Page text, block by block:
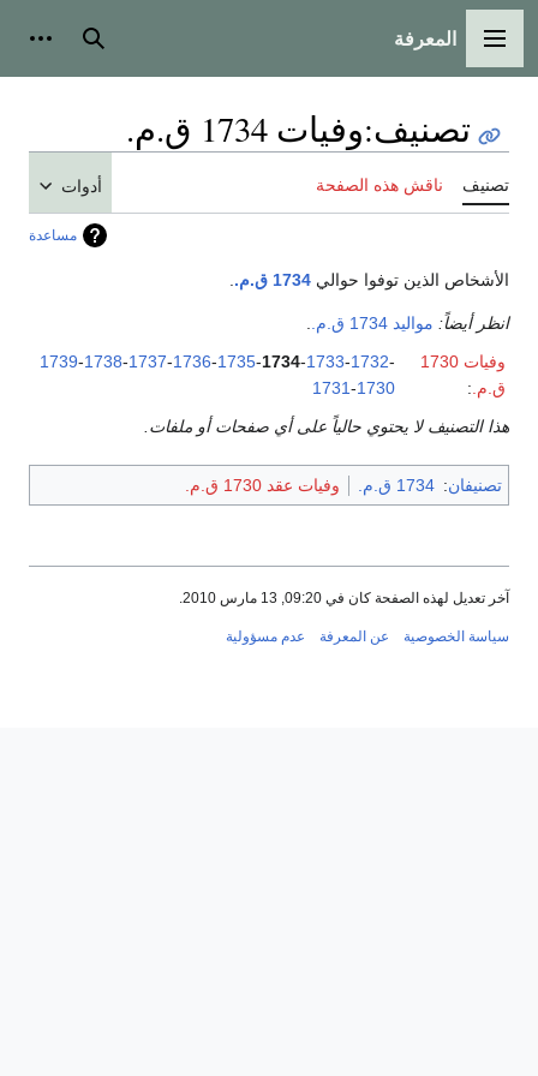
القائمة الرئيسية
المعرفة بحث
تصنيف:وفيات 1734 ق.م.
تصنيف ناقش هذه الصفحة أدوات
مساعدة
الأشخاص الذين توفوا حوالي 1734 ق.م.
انظر أيضاً: مواليد 1734 ق.م.
وفيات 1730
ق.م. :
1739-1738-1737-1736-1735-1734-1733-1732-
1731-1730
هذا التصنيف لا يحتوي حالياً على أي صفحات أو ملفات.
تصنيفان: 1734 ق.م. وفيات عقد 1730 ق.م.
آخر تعديل لهذه الصفحة كان في 09:20, 13 مارس 2010.
سياسة الخصوصية عن المعرفة عدم مسؤولية